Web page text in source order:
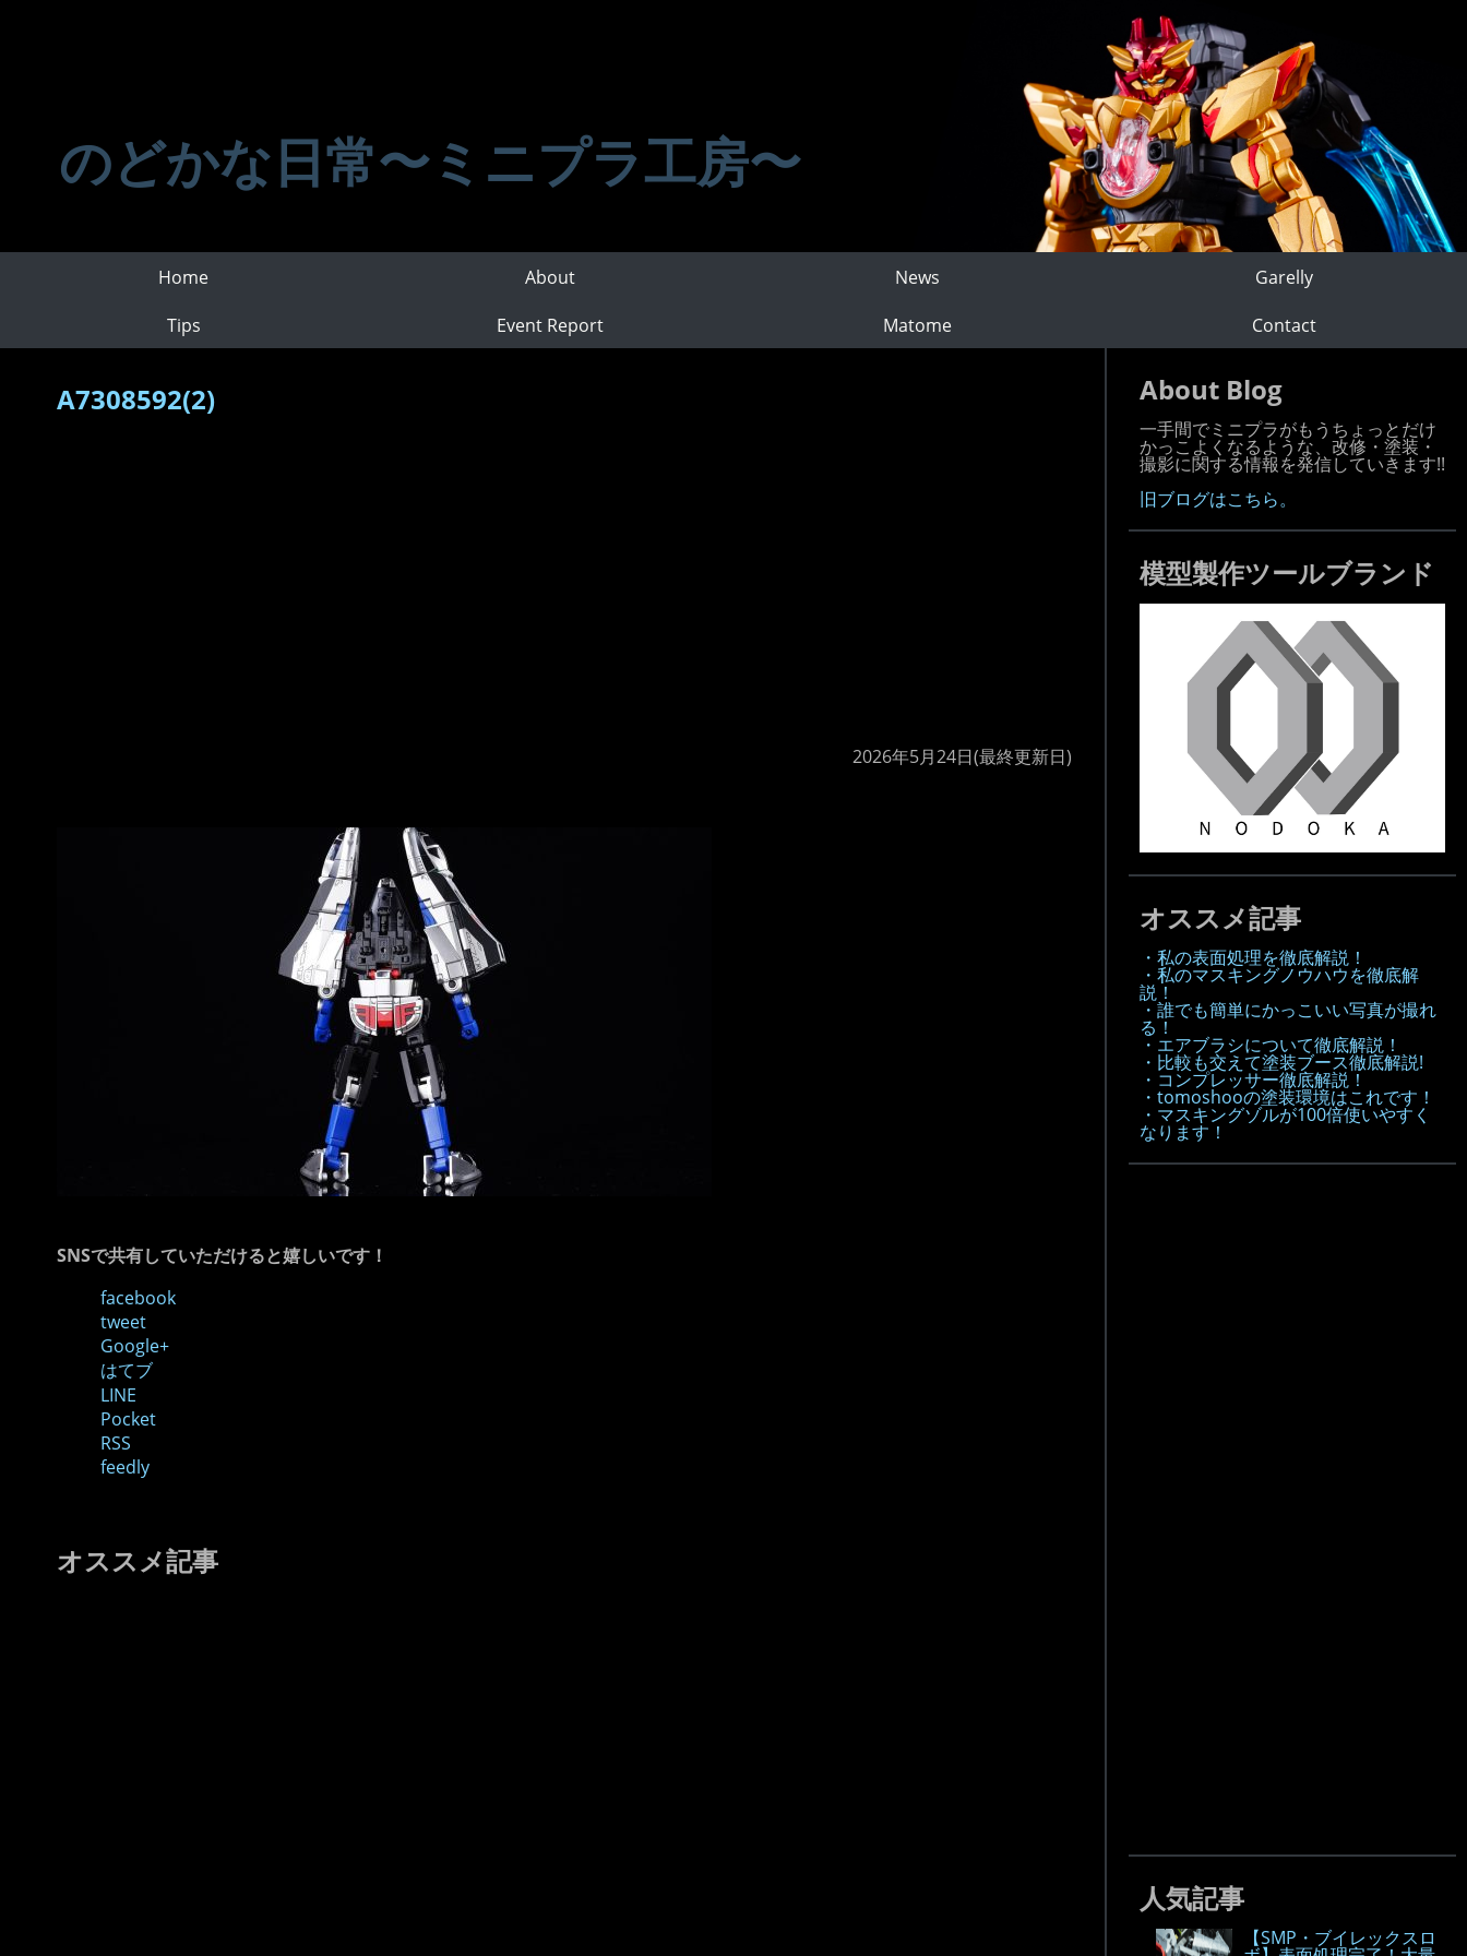
のどかな日常〜ミニプラ工房〜
Home About News
Garelly
Tips
Event Report Matome Contact
A7308592(2)
2026年5月24日(最終更新日)
SNSで共有していただけると嬉しいです！
facebook
tweet
Google+
はてブ
LINE
Pocket
RSS
feedly
オススメ記事
About Blog
一手間でミニプラがもうちょっとだけ
かっこよくなるような、改修・塗装・
撮影に関する情報を発信していきます!!
旧ブログはこちら。
模型製作ツールブランド
オススメ記事
・私の表面処理を徹底解説！
・私のマスキングノウハウを徹底解
説！
・誰でも簡単にかっこいい写真が撮れ
る！
・エアブラシについて徹底解説！
・比較も交えて塗装ブース徹底解説!
・コンプレッサー徹底解説！
・tomoshooの塗装環境はこれです！
・マスキングゾルが100倍使いやすく
なります！
人気記事
【SMP・ブイレックスロ